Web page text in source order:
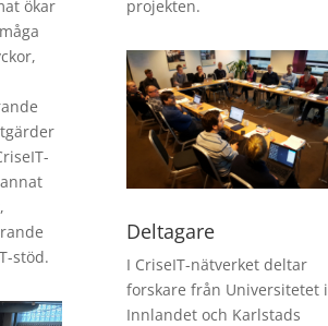
ökar
stöd.
projekten.
Deltagare
I CriseIT-nätverket deltar
forskare från Universitetet i
Innlandet och Karlstads